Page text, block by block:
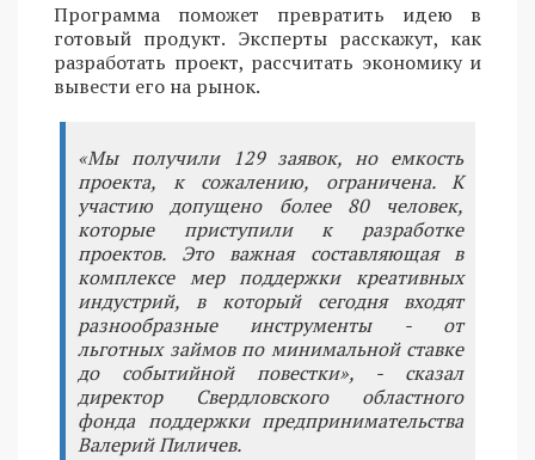
Программа поможет превратить идею в
готовый продукт. Эксперты расскажут, как
разработать проект, рассчитать экономику и
вывести его на рынок.
«Мы получили 129 заявок, но емкость
проекта, к сожалению, ограничена. К
участию допущено более 80 человек,
которые приступили к разработке
проектов. Это важная составляющая в
комплексе мер поддержки креативных
индустрий, в который сегодня входят
разнообразные инструменты - от
льготных займов по минимальной ставке
до событийной повестки», - сказал
директор Свердловского областного
фонда поддержки предпринимательства
Валерий Пиличев.